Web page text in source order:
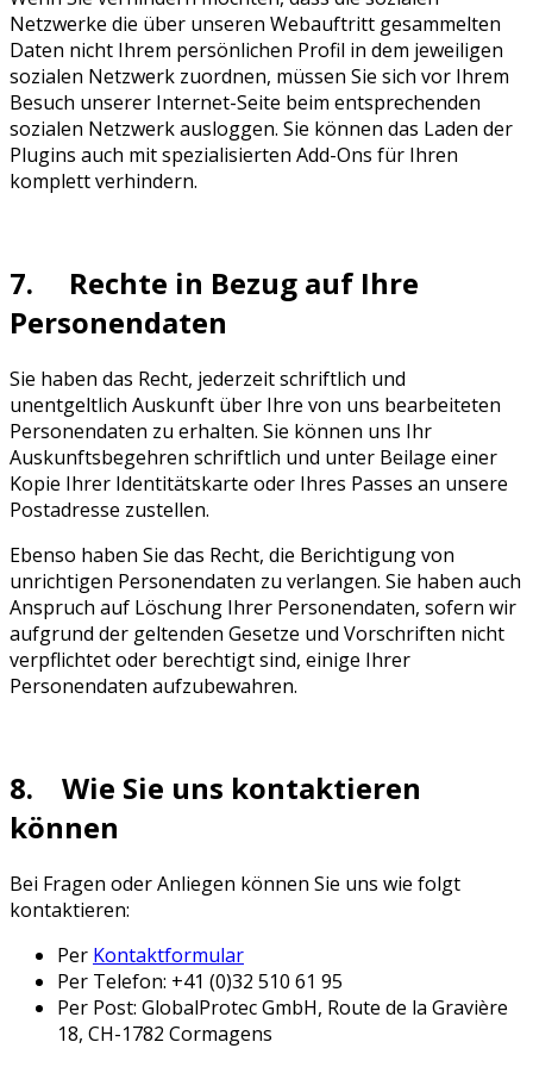
Netzwerke die über unseren Webauftritt gesammelten
Daten nicht Ihrem persönlichen Profil in dem jeweiligen
sozialen Netzwerk zuordnen, müssen Sie sich vor Ihrem
Besuch unserer Internet-Seite beim entsprechenden
sozialen Netzwerk ausloggen. Sie können das Laden der
Plugins auch mit spezialisierten Add-Ons für Ihren
komplett verhindern.
7. Rechte in Bezug auf Ihre
Personendaten
Sie haben das Recht, jederzeit schriftlich und
unentgeltlich Auskunft über Ihre von uns bearbeiteten
Personendaten zu erhalten. Sie können uns Ihr
Auskunftsbegehren schriftlich und unter Beilage einer
Kopie Ihrer Identitätskarte oder Ihres Passes an unsere
Postadresse zustellen.
Ebenso haben Sie das Recht, die Berichtigung von
unrichtigen Personendaten zu verlangen. Sie haben auch
Anspruch auf Löschung Ihrer Personendaten, sofern wir
aufgrund der geltenden Gesetze und Vorschriften nicht
verpflichtet oder berechtigt sind, einige Ihrer
Personendaten aufzubewahren.
8. Wie Sie uns kontaktieren
können
Bei Fragen oder Anliegen können Sie uns wie folgt
kontaktieren:
Per Kontaktformular
Per Telefon: +41 (0)32 510 61 95
Per Post: GlobalProtec GmbH, Route de la Gravière
18, CH-1782 Cormagens